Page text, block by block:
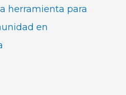
herramienta para
en